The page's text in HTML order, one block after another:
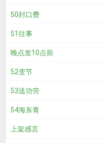
50封口费
51往事
晚点发10点前
52变节
53送功劳
54海东青
上架感言